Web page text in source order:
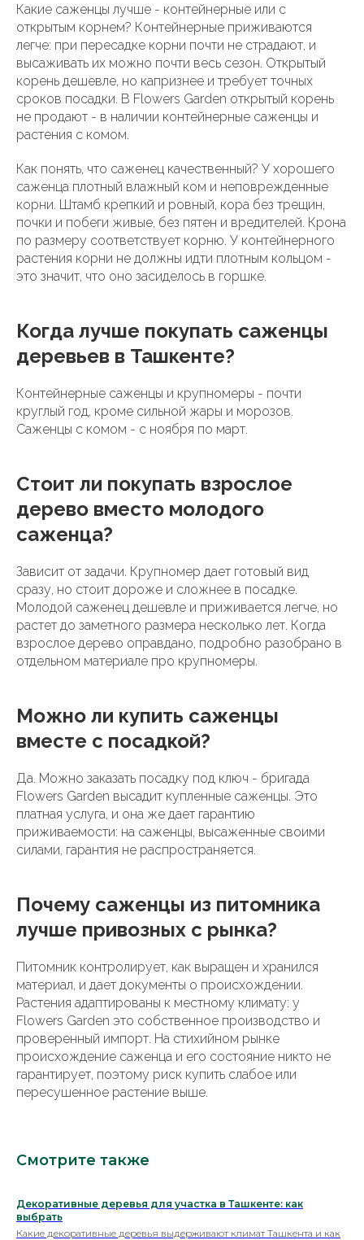
Какие саженцы лучше - контейнерные или с
открытым корнем? Контейнерные приживаются
легче: при пересадке корни почти не страдают, и
высаживать их можно почти весь сезон. Открытый
корень дешевле, но капризнее и требует точных
сроков посадки. В Flowers Garden открытый корень
не продают - в наличии контейнерные саженцы и
растения с комом.
Как понять, что саженец качественный? У хорошего
саженца плотный влажный ком и неповрежденные
корни. Штамб крепкий и ровный, кора без трещин,
почки и побеги живые, без пятен и вредителей. Крона
по размеру соответствует корню. У контейнерного
растения корни не должны идти плотным кольцом -
это значит, что оно засиделось в горшке.
Когда лучше покупать саженцы
деревьев в Ташкенте?
Контейнерные саженцы и крупномеры - почти
круглый год, кроме сильной жары и морозов.
Саженцы с комом - с ноября по март.
Стоит ли покупать взрослое
дерево вместо молодого
саженца?
Зависит от задачи. Крупномер дает готовый вид
сразу, но стоит дороже и сложнее в посадке.
Молодой саженец дешевле и приживается легче, но
растет до заметного размера несколько лет. Когда
взрослое дерево оправдано, подробно разобрано в
отдельном материале про крупномеры.
Можно ли купить саженцы
вместе с посадкой?
Да. Можно заказать посадку под ключ - бригада
Flowers Garden высадит купленные саженцы. Это
платная услуга, и она же дает гарантию
приживаемости: на саженцы, высаженные своими
силами, гарантия не распространяется.
Почему саженцы из питомника
лучше привозных с рынка?
Питомник контролирует, как выращен и хранился
материал, и дает документы о происхождении.
Растения адаптированы к местному климату: у
Flowers Garden это собственное производство и
проверенный импорт. На стихийном рынке
происхождение саженца и его состояние никто не
гарантирует, поэтому риск купить слабое или
пересушенное растение выше.
Смотрите также
Декоративные деревья для участка в Ташкенте: как
выбрать
Какие декоративные деревья выдерживают климат Ташкента и как